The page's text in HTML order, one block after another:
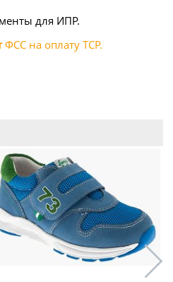
для ИПР.
ФСС на оплату ТСР.